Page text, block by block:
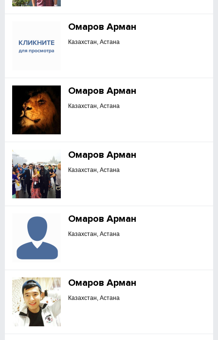
Омаров Арман
Казахстан, Астана
Омаров Арман
Казахстан, Астана
Омаров Арман
Казахстан, Астана
Омаров Арман
Казахстан, Астана
Омаров Арман
Казахстан, Астана